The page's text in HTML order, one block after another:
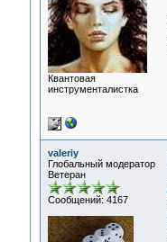
Квантовая
инструменталистка
valeriy
Глобальный модератор
Ветеран
Сообщений: 4167